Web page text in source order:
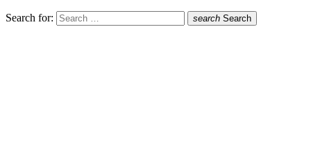
Search for: search Search